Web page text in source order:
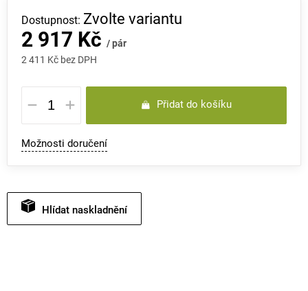
2 917 Kč / pár
2 411 Kč bez DPH
Měrná
cena:
Zvolte variantu
Přidat do košíku
Možnosti doručení
Hlídat